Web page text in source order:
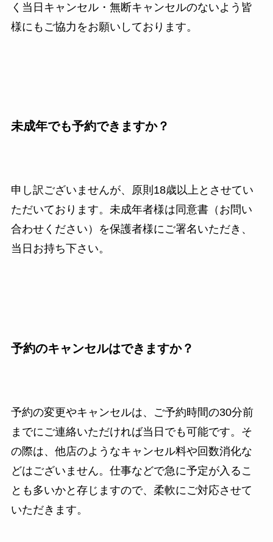
く当日キャンセル・無断キャンセルのないよう皆
様にもご協力をお願いしております。
未成年でも予約できますか？
申し訳ございませんが、原則18歳以上とさせてい
ただいております。未成年者様は同意書（お問い
合わせください）を保護者様にご署名いただき、
当日お持ち下さい。
予約のキャンセルはできますか？
予約の変更やキャンセルは、ご予約時間の30分前
までにご連絡いただければ当日でも可能です。そ
の際は、他店のようなキャンセル料や回数消化な
どはございません。仕事などで急に予定が入るこ
とも多いかと存じますので、柔軟にご対応させて
いただきます。